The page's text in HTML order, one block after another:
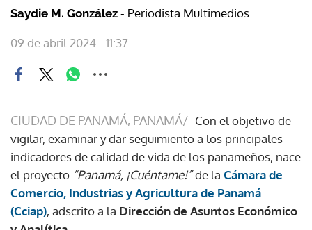
Saydie M. González - Periodista Multimedios
09 de abril 2024 - 11:37
CIUDAD DE PANAMÁ, PANAMÁ/ Con el objetivo de
vigilar, examinar y dar seguimiento a los principales
indicadores de calidad de vida de los panameños, nace
el proyecto “Panamá, ¡Cuéntame!”de la Cámara de
Comercio, Industrias y Agricultura de Panamá
(Cciap), adscrito a la Dirección de Asuntos Económico